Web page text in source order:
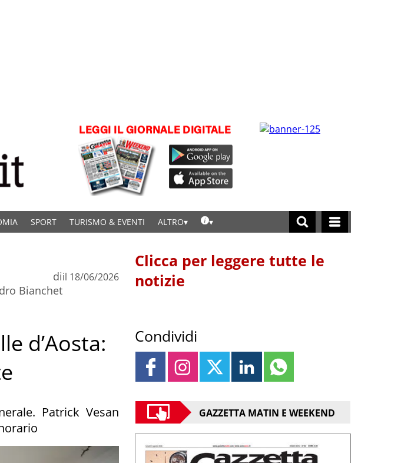
SPORT TURISMO & EVENTI ALTRO
di
Bianchet
il 18/06/2026
d’Aosta:
Patrick Vesan
Clicca per leggere tutte le
notizie
Condividi
GAZZETTA MATIN E WEEKEND